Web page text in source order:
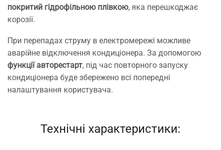
покритий гідрофільною плівкою, яка перешкоджає
корозії.
При перепадах струму в електромережі можливе
аварійне відключення кондиціонера. За допомогою
функції авторестарт, під час повторного запуску
кондиціонера буде збережено всі попередні
налаштування користувача.
Технічні характеристики: